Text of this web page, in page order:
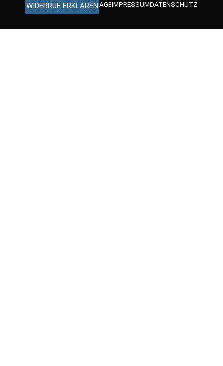
WIDERRUF ERKLÄREN AGBIMPRESSUMDATENSCHUTZ